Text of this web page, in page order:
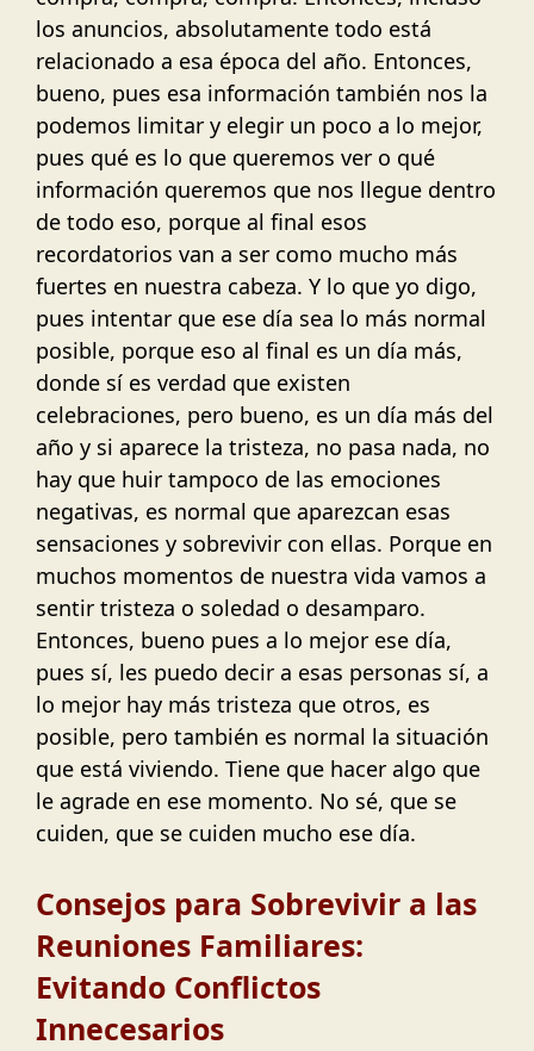
los anuncios, absolutamente todo está
relacionado a esa época del año. Entonces,
bueno, pues esa información también nos la
podemos limitar y elegir un poco a lo mejor,
pues qué es lo que queremos ver o qué
información queremos que nos llegue dentro
de todo eso, porque al final esos
recordatorios van a ser como mucho más
fuertes en nuestra cabeza. Y lo que yo digo,
pues intentar que ese día sea lo más normal
posible, porque eso al final es un día más,
donde sí es verdad que existen
celebraciones, pero bueno, es un día más del
año y si aparece la tristeza, no pasa nada, no
hay que huir tampoco de las emociones
negativas, es normal que aparezcan esas
sensaciones y sobrevivir con ellas. Porque en
muchos momentos de nuestra vida vamos a
sentir tristeza o soledad o desamparo.
Entonces, bueno pues a lo mejor ese día,
pues sí, les puedo decir a esas personas sí, a
lo mejor hay más tristeza que otros, es
posible, pero también es normal la situación
que está viviendo. Tiene que hacer algo que
le agrade en ese momento. No sé, que se
cuiden, que se cuiden mucho ese día.
Consejos para Sobrevivir a las
Reuniones Familiares:
Evitando Conflictos
Innecesarios